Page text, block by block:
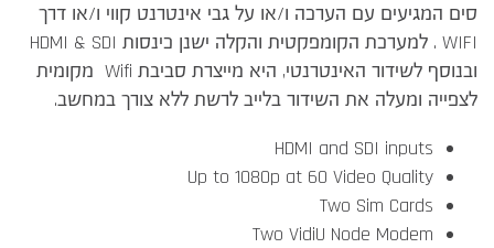
סים המגיעים עם הערכה ו/או על גבי אינטרנט קווי ו/או דרך
WIFI . למערכת הקומפקטית והקלה ישנן כינסות HDMI & SDI
ובנוסף לשידור האינטרנטי, היא מייצרת סביבת Wifi מקומית
לצפייה ומעלה את השידור בלייב לרשת ללא צורך במחשב.
HDMI and SDI inputs
Up to 1080p at 60 Video Quality
Two Sim Cards
Two VidiU Node Modem